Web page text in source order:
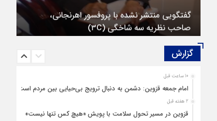
گفتگویی منتشر نشده با پروفسور اهرنجانی،
صاحب نظریه سه‌ شاخگی (۳C)
گزارش‌
10 ساعت قبل
امام جمعه قزوین: دشمن به دنبال ترویج بی‌حیایی بین مردم است
2 هفته قبل
قزوین در مسیر تحول سلامت با پویش «هیچ‌ کس تنها نیست»